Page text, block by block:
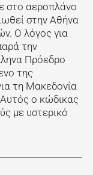
στο αεροπλάνο
στην Αθήνα
Ο λόγος για
την
Πρόεδρο
της
τη Μακεδονία
ο κώδικας
με υστερικό